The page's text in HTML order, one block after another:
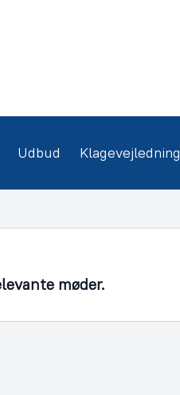
Udbud Klagevejledning
møder.